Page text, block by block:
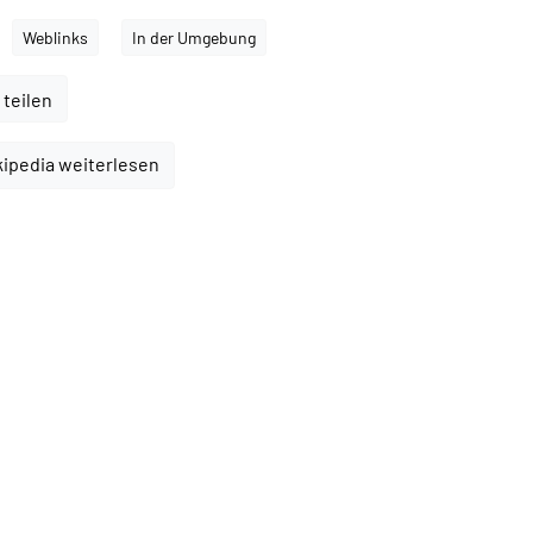
Weblinks In der Umgebung
teilen
weiterlesen